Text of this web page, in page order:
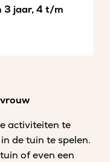
3 jaar, 4 t/m
activiteiten te
de tuin te spelen.
of even een